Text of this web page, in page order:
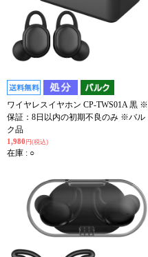
ワイヤレスイヤホン CP-TWS01A 黒 ※
保証：8日以内の初期不良のみ ※バル
ク品
1,980 円(税込)
在庫 : ○